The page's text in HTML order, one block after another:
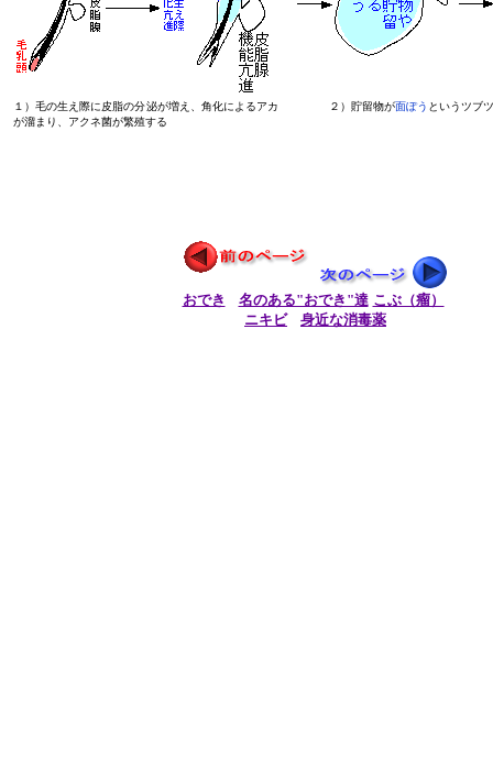
１）毛の生え際に皮脂の分泌が増え、角化によるアカ
が溜まり、アクネ菌が繁殖する
２）貯留物が面ぽう というツブ
おでき 名のある"おでき"達 こぶ（瘤）
ニキビ| 身近な消毒薬